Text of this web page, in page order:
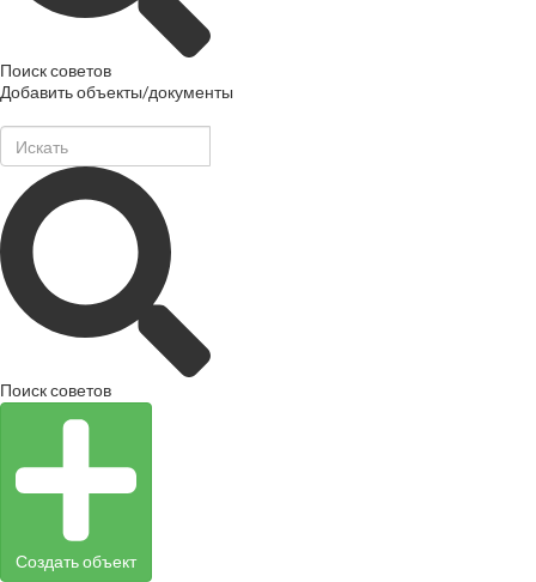
Поиск советов
Добавить объекты/документы
Поиск советов
Создать объект